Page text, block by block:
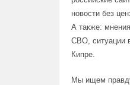
новости без
А также:
СВО, ситуации
Кипре.
Мы ищем